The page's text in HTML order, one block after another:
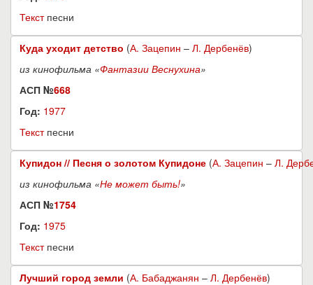
Текстпесни
Куда уходит детство (А. Зацепин – Л. Дербенёв)
из кинофильма «Фантазии Веснухина»
АСП №668
Год: 1977
Текстпесни
Купидон // Песня о золотом Купидоне (А. Зацепин – Л.
из кинофильма «Не может быть!»
АСП №1754
Год: 1975
Текстпесни
Лучший город земли (А. Бабаджанян – Л. Дербенёв)